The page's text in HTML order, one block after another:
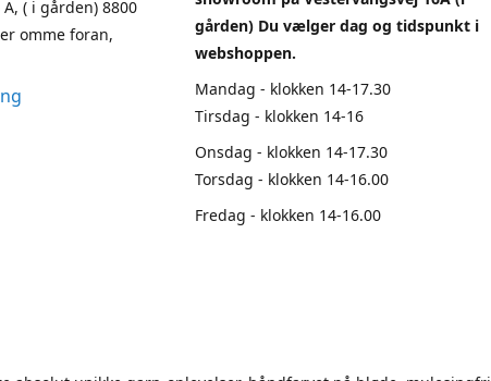
( i gården) 8800
omme foran,
gården) Du vælger dag og tidspunkt i
webshoppen.
Mandag - klokken 14-17.30
Tirsdag - klokken 14-16
Onsdag - klokken 14-17.30
Torsdag - klokken 14-16.00
Fredag - klokken 14-16.00